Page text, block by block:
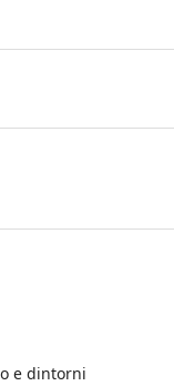
e dintorni